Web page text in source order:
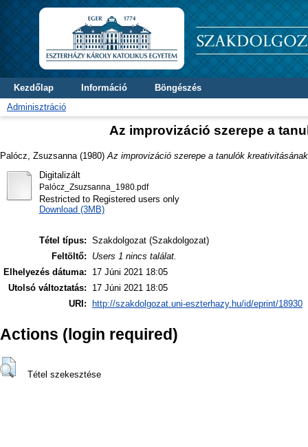
Kezdőlap Információ
Böngészés
Adminisztráció
Az improvizáció szerepe a
Palócz, Zsuzsanna (1980) Az improvizáció szerepe a tanulók
Digitalizált
Palócz_Zsuzsanna_1980.pdf
Restricted to Registered users only
Download (3MB)
Tétel típus: Szakdolgozat (Szakdolgozat)
Feltöltő:
Users 1 nincs találat.
Elhelyezés dátuma:
17 Júni 2021 18:05
Utolsó változtatás:
17 Júni 2021 18:05
URI:
http://szakdolgozat.uni-eszterhazy.hu/id/eprint/18930
Actions (login required)
Tétel szekesztése